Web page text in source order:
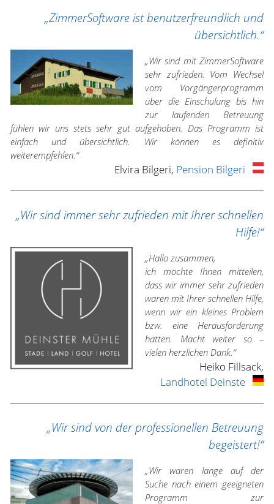
„ZimmerSoftware ist benutzerfreundlich und
übersichtlich.“
„Wir sind mit ZimmerSoftware
sehr zufrieden. Vom Wechsel
vom Vorgängerprogramm
über die Einschulung bis hin
zur laufenden Betreuung
fühlen wir uns stets sehr gut aufgehoben. Das Programm ist
einfach und übersichtlich. Wir können es definitiv
weiterempfehlen.“
Elvira Bilgeri, Pension Bilgeri
„Wir sind immer sehr zufrieden mit Ihrer schnellen
Hilfe!“
„Hallo zusammen,
ich möchte Ihnen mitteilen,
dass wir immer sehr zufrieden
waren mit Ihrer schnellen Hilfe,
wenn wir ein kleines Problem
bzw. eine Herausforderung
hatten. Macht weiter so –
vielen herzlichen Dank.“
Heiko Fillsack,
Landhotel Deinste
„Wir sind von der professionellen Betreuung
begeistert!“
„Wir waren lange auf der
Suche nach einem geeigneten
Programm zur